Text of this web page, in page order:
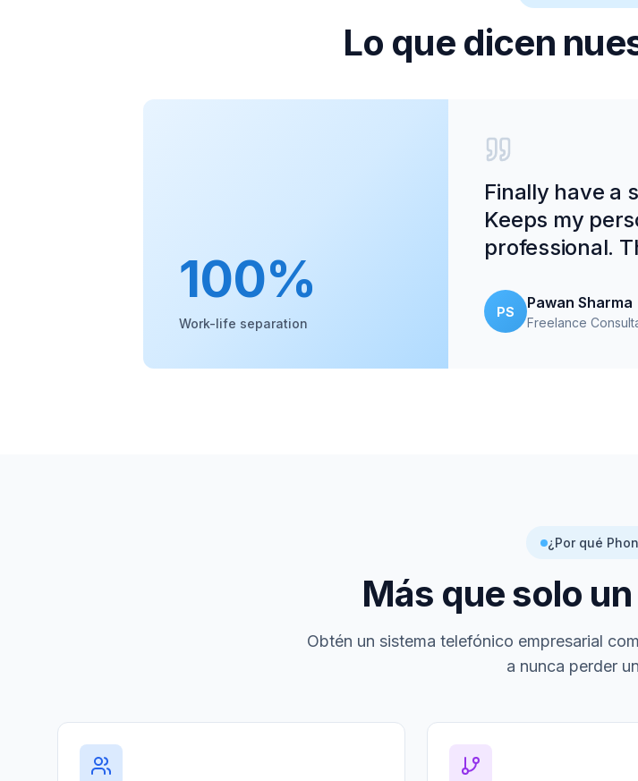
Lo que dicen
100%
Work-life separation
Finally have a
Keeps my
professional.
PS
Pawan Sharma
Freelance
¿Por qué
Más que solo
Obtén un sistema telefónico empresarial
a nunca perder